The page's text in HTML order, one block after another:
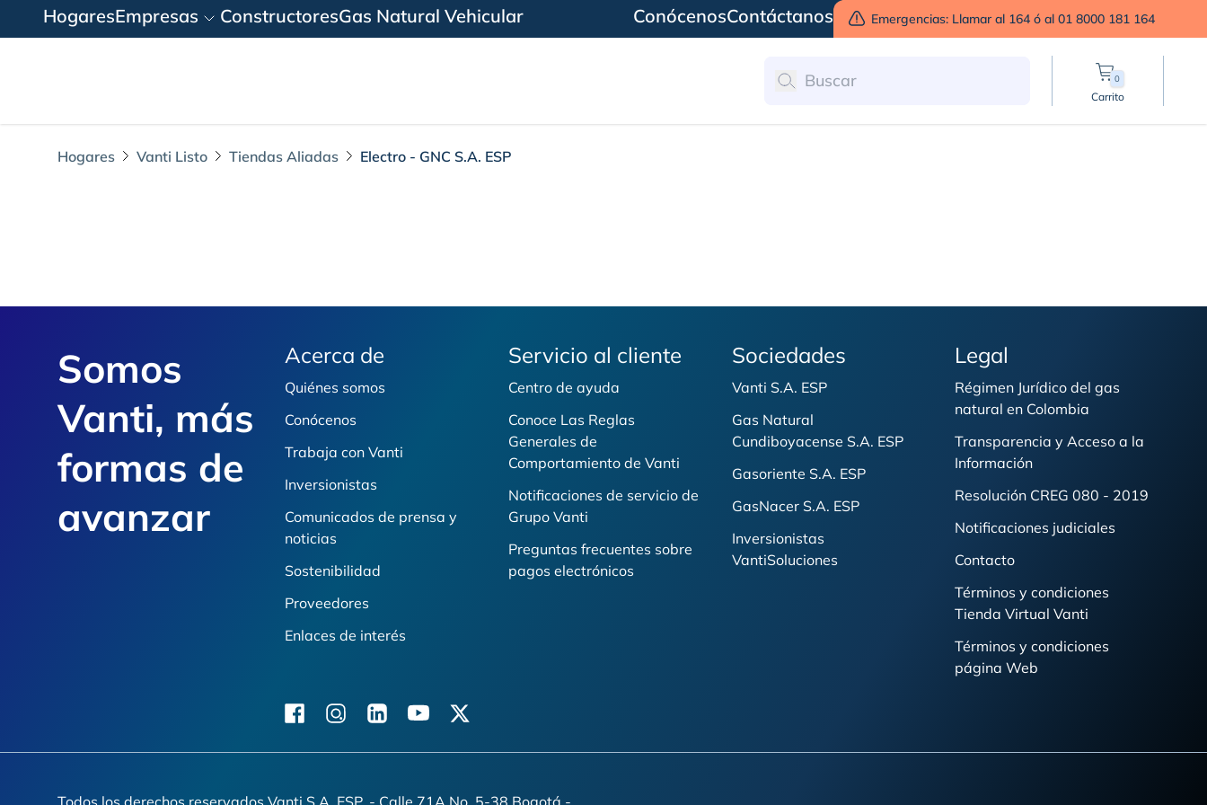
HogaresEmpresas ConstructoresGas Natural Vehicular ConócenosContáctanos Emergencias: Llamar al 164 ó al 01 8000 181 164
0
Carrito
Hogares Vanti Listo Tiendas Aliadas Electro - GNC S.A. ESP
Somos
Vanti, más
formas de
avanzar
Acerca de
Quiénes somos
Conócenos
Trabaja con Vanti
Inversionistas
Comunicados de prensa y
noticias
Sostenibilidad
Proveedores
Enlaces de interés
Servicio al cliente
Centro de ayuda
Conoce Las Reglas
Generales de
Comportamiento de Vanti
Notificaciones de servicio de
Grupo Vanti
Preguntas frecuentes sobre
pagos electrónicos
Sociedades
Vanti S.A. ESP
Gas Natural
Cundiboyacense S.A. ESP
Gasoriente S.A. ESP
GasNacer S.A. ESP
Inversionistas
VantiSoluciones
Legal
Régimen Jurídico del gas
natural en Colombia
Transparencia y Acceso a la
Información
Resolución CREG 080 - 2019
Notificaciones judiciales
Contacto
Términos y condiciones
Tienda Virtual Vanti
Términos y condiciones
página Web
facebookinstagram
linkedin youtubetwitter
Todos los derechos reservados Vanti S.A. ESP. - Calle 71A No. 5-38 Bogotá -